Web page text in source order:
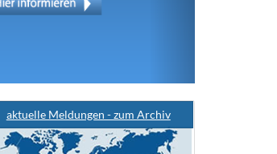
aktuelle Meldungen - zum Archiv